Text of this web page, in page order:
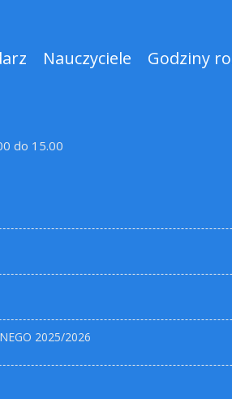
Nauczyciele Godziny
do 15.00
2025/2026